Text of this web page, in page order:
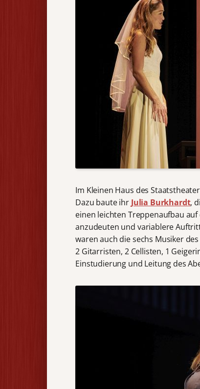
Im Kleinen Haus des
Dazu baute ihr Julia Burkhardt,
einen leichten Treppenaufbau
anzudeuten und variablere
waren auch die sechs Musiker des
2 Gitarristen, 2 Cellisten, 1
Einstudierung und Leitung des